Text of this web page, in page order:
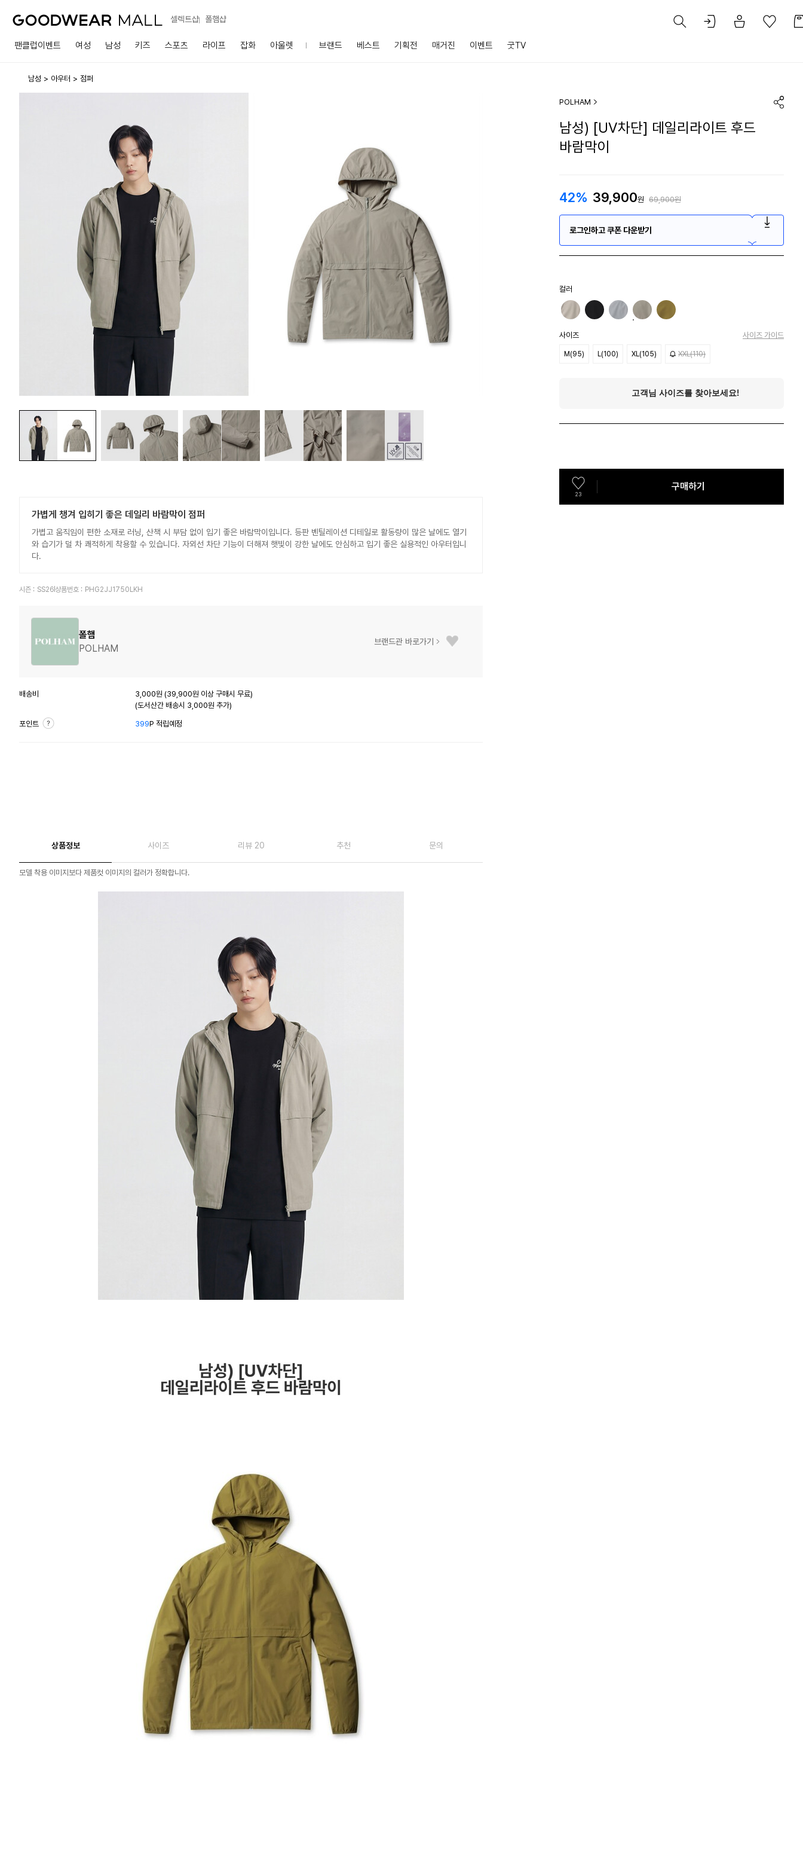
셀렉트샵 폴햄샵
팬클럽이벤트 여성 남성 키즈 스포츠 라이프 잡화 아울렛 브랜드 베스트 기획전 매거진 이벤트 굿TV
남성 아우터 점퍼
가볍게 챙겨 입히기 좋은 데일리 바람막이 점퍼
가볍고 움직임이 편한 소재로 러닝, 산책 시 부담 없이 입기 좋은 바람막이입니다. 등판 벤틸레이션 디테일로 활동량이 많은 날에도 열기
와 습기가 덜 차 쾌적하게 착용할 수 있습니다. 자외선 차단 기능이 더해져 햇빛이 강한 날에도 안심하고 입기 좋은 실용적인 아우터입니
다.
시즌 : SS26 상품번호 : PHG2JJ1750LKH
폴햄
POLHAM
브랜드관 바로가기
배송비
3,000원 (39,900원 이상 구매시 무료)
(도서산간 배송시 3,000원 추가)
포인트 399P 적립예정
상품정보 사이즈 리뷰 20 추천 문의
모델 착용 이미지보다 제품컷 이미지의 컬러가 정확합니다.
POLHAM
남성) [UV차단] 데일리라이트 후드
바람막이
42% 39,900원 69,900원
로그인하고 쿠폰 다운받기
컬러
사이즈 사이즈 가이드
M(95) L(100) XL(105) XXL(110)
23
구매하기